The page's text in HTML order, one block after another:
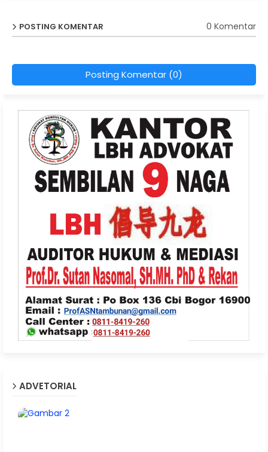
POSTING KOMENTAR 0 Komentar
Posting Komentar (0)
ADVETORIAL